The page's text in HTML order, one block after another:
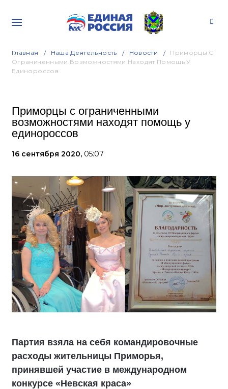
Главная Наша Деятельность Новости
Приморцы С
Ограниченными Возможностями Находят Помощь У
Единороссов
Приморцы с ограниченными
возможностями находят помощь у
единороссов
16 сентября 2020, 05:07
Партия взяла на себя командировочные
расходы жительницы Приморья,
принявшей участие в международном
конкурсе «Невская краса»